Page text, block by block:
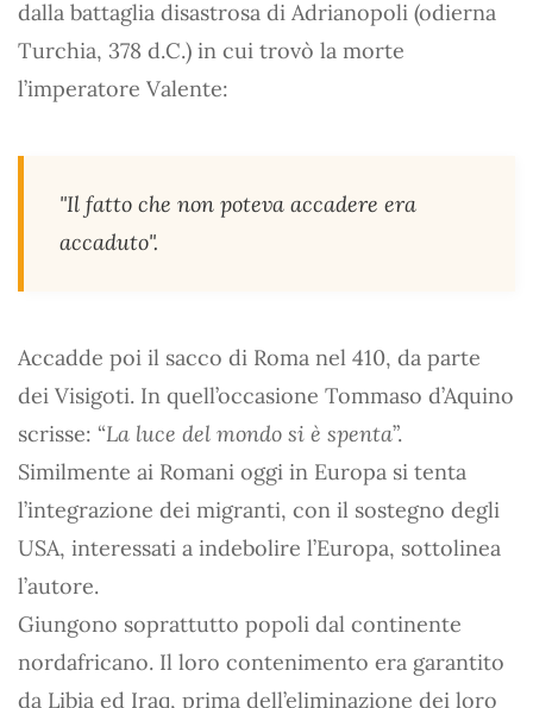
dalla battaglia disastrosa di Adrianopoli (odierna
Turchia, 378 d.C.) in cui trovò la morte
l’imperatore Valente:
"Il fatto che non poteva accadere era
accaduto".
Accadde poi il sacco di Roma nel 410, da parte
dei Visigoti. In quell’occasione Tommaso d’Aquino
scrisse: “La luce del mondo si è spenta”.
Similmente ai Romani oggi in Europa si tenta
l’integrazione dei migranti, con il sostegno degli
USA, interessati a indebolire l’Europa, sottolinea
l’autore.
Giungono soprattutto popoli dal continente
nordafricano. Il loro contenimento era garantito
da Libia ed Iraq, prima dell’eliminazione dei loro